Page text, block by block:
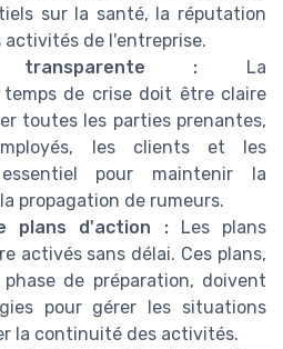
sur la santé, la réputation
de l'entreprise.
transparente : La
de crise doit être claire
toutes les parties prenantes,
les clients et les
pour maintenir la
propagation de rumeurs.
plans d'action :Les plans
activés sans délai. Ces plans,
de préparation, doivent
pour gérer les situations
la continuité des activités.